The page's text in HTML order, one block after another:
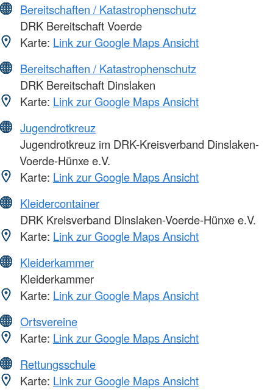
Bereitschaften / Katastrophenschutz
DRK Bereitschaft Voerde
Karte: Link zur Google Maps Ansicht
Bereitschaften / Katastrophenschutz
DRK Bereitschaft Dinslaken
Karte: Link zur Google Maps Ansicht
Jugendrotkreuz
Jugendrotkreuz im DRK-Kreisverband Dinslaken-
Voerde-Hünxe e.V.
Karte: Link zur Google Maps Ansicht
Kleidercontainer
DRK Kreisverband Dinslaken-Voerde-Hünxe e.V.
Karte: Link zur Google Maps Ansicht
Kleiderkammer
Kleiderkammer
Karte: Link zur Google Maps Ansicht
Ortsvereine
Karte: Link zur Google Maps Ansicht
Rettungsschule
Karte: Link zur Google Maps Ansicht